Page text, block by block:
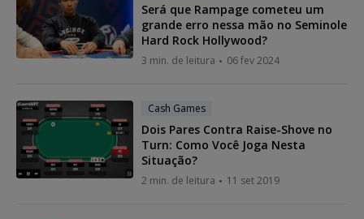
Será que Rampage cometeu um
grande erro nessa mão no Seminole
Hard Rock Hollywood?
3 min. de leitura 06 fev 2024
Cash Games
Dois Pares Contra Raise-Shove no
Turn: Como Você Joga Nesta
Situação?
2 min. de leitura 11 set 2019